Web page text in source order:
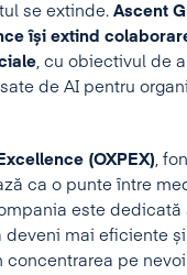
se extinde. Ascent
își extind
, cu obiectivul de
de AI pentru
(OXPEX) ,
ca o punte între
este dedicată
deveni mai eficiente
concentrarea pe